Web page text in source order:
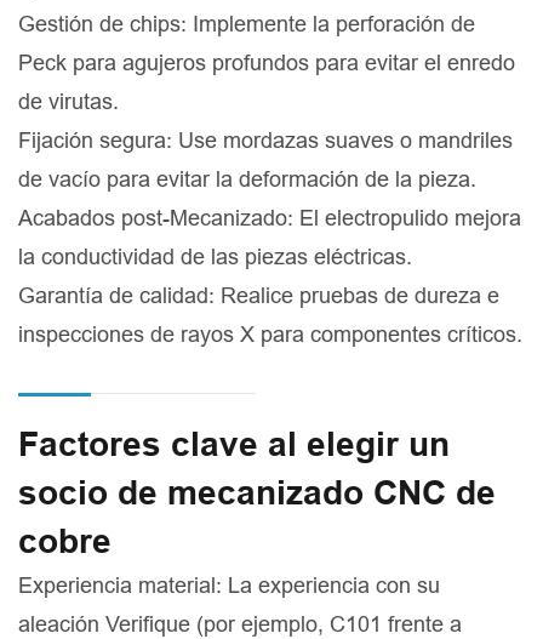
Gestión de chips: Implemente la perforación de
Peck para agujeros profundos para evitar el enredo
de virutas.
Fijación segura: Use mordazas suaves o mandriles
de vacío para evitar la deformación de la pieza.
Acabados post-Mecanizado: El electropulido mejora
la conductividad de las piezas eléctricas.
Garantía de calidad: Realice pruebas de dureza e
inspecciones de rayos X para componentes críticos.
Factores clave al elegir un
socio de mecanizado CNC de
cobre
Experiencia material: La experiencia con su
aleación Verifique (por ejemplo, C101 frente a